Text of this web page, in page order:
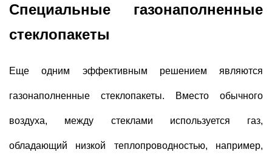
Специальные газонаполненные
стеклопакеты
Еще одним эффективным решением являются
газонаполненные стеклопакеты. Вместо обычного
воздуха, между стеклами используется газ,
обладающий низкой теплопроводностью, например,